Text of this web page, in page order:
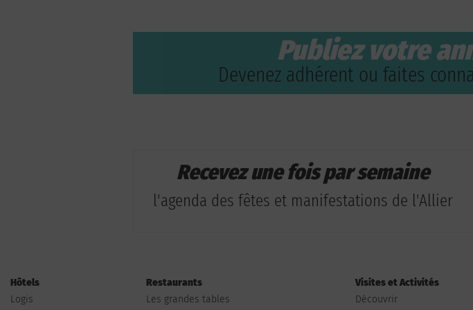
Publiez votre
Devenez adhérent ou faites
Recevez une fois par semaine
l'agenda des fêtes et manifestations de l'Allier
Hôtels
Logis
Restaurants
Les grandes tables
Visites et Activités
Découvrir